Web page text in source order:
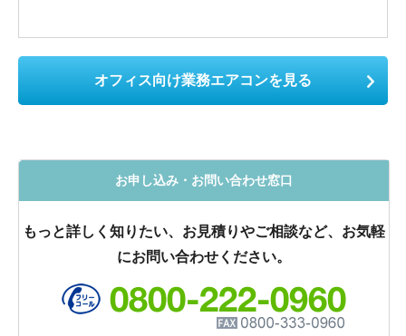
オフィス向け業務エアコンを見る
お申し込み・お問い合わせ窓口
もっと詳しく知りたい、お見積りやご相談など、お気軽
にお問い合わせください。